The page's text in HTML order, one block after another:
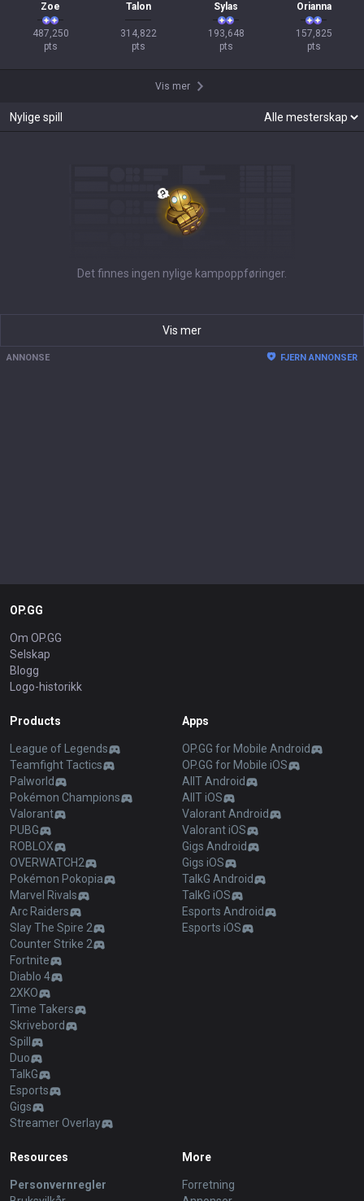
Zoe
487,250
pts
Talon
314,822
pts
Sylas
193,648
pts
Orianna
157,825
pts
Vis mer
Nylige spill
Det finnes ingen nylige kampoppføringer.
Vis mer
ANNONSE FJERN ANNONSER
OP.GG
Om OP.GG
Selskap
Blogg
Logo-historikk
Products
League of Legends
Teamfight Tactics
Palworld
Pokémon Champions
Valorant
PUBG
ROBLOX
OVERWATCH2
Pokémon Pokopia
Marvel Rivals
Arc Raiders
Slay The Spire 2
Counter Strike 2
Fortnite
Diablo 4
2XKO
Time Takers
Skrivebord
Spill
Duo
TalkG
Esports
Gigs
Streamer Overlay
Apps
OP.GG for Mobile Android
OP.GG for Mobile iOS
AllT Android
AllT iOS
Valorant Android
Valorant iOS
Gigs Android
Gigs iOS
TalkG Android
TalkG iOS
Esports Android
Esports iOS
Resources
Personvernregler
More
Forretning